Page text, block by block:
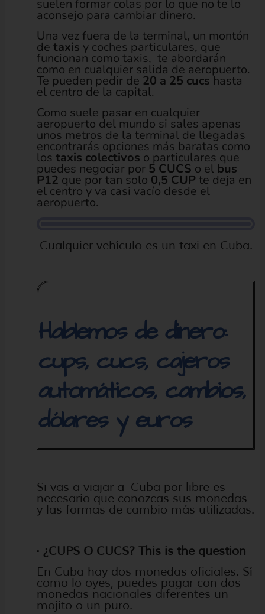
suelen formar colas por lo que no te lo
aconsejo para cambiar dinero.
Una vez fuera de la terminal, un montón
de taxis y coches particulares, que
funcionan como taxis, te abordarán
como en cualquier salida de aeropuerto.
Te pueden pedir de 20 a 25 cucs hasta
el centro de la capital.
Como suele pasar en cualquier
aeropuerto del mundo si sales apenas
unos metros de la terminal de llegadas
encontrarás opciones más baratas como
los taxis colectivos o particulares que
puedes negociar por 5 CUCS o el bus
P12 que por tan solo 0,5 CUP te deja en
el centro y va casi vacío desde el
aeropuerto.
Cualquier vehículo es un taxi en Cuba.
Hablemos de dinero:
cups, cucs, cajeros
automáticos, cambios,
dólares y euros
Si vas a viajar a Cuba por libre es
necesario que conozcas sus monedas
y las formas de cambio más utilizadas.
· ¿CUPS O CUCS? This is the question
En Cuba hay dos monedas oficiales. Sí
como lo oyes, puedes pagar con dos
monedas nacionales diferentes un
mojito o un puro.